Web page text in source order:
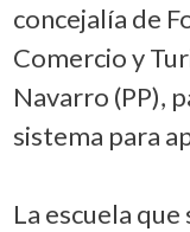
concejalía de
Comercio y
Navarro (PP),
sistema para
La escuela